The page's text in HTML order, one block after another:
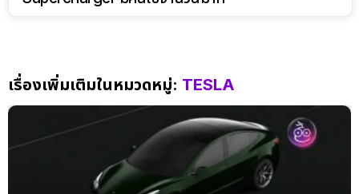
เรื่องเพิ่มเติมในหมวดหมู่: TESLA